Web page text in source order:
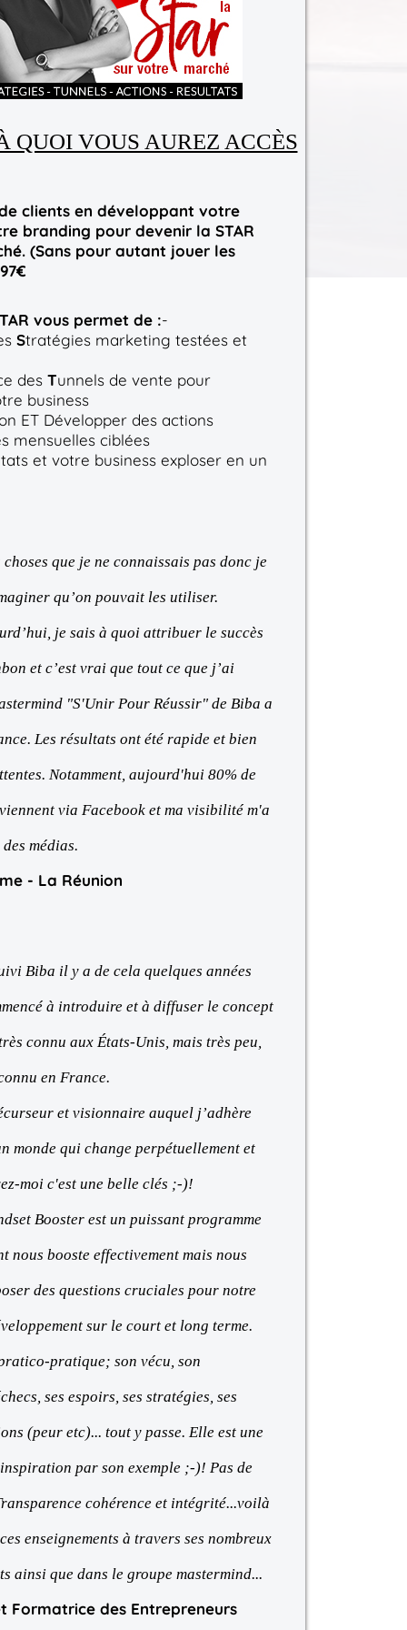
QUOI VOUS AUREZ ACCÈS
clients en développant votre
branding pour devenir la STAR
(Sans pour autant jouer les
vous permet de :-
Stratégies marketing testées et
des Tunnels de vente pour
business
ET Développer des actions
mensuelles ciblées
et votre business exploser en un
que je ne connaissais pas donc je
qu’on pouvait les utiliser.
je sais à quoi attribuer le succès
et c’est vrai que tout ce que j’ai
"S'Unir Pour Réussir" de Biba a
Les résultats ont été rapide et bien
Notamment, aujourd'hui 80% de
via Facebook et ma visibilité m'a
médias.
- La Réunion
Biba il y a de cela quelques années
à introduire et à diffuser le concept
connu aux États-Unis, mais très peu,
en France.
et visionnaire auquel j’adhère
monde qui change perpétuellement et
moi c'est une belle clés ;-)!
Booster est un puissant programme
nous booste effectivement mais nous
des questions cruciales pour notre
sur le court et long terme.
pratique; son vécu, son
ses espoirs, ses stratégies, ses
(peur etc)... tout y passe. Elle est une
par son exemple ;-)! Pas de
cohérence et intégrité...voilà
enseignements à travers ses nombreux
ainsi que dans le groupe mastermind...
Formatrice des Entrepreneurs